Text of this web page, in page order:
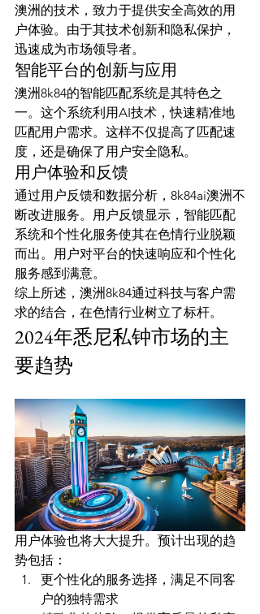
澳洲的技术，致力于提供安全高效的用
户体验。由于其技术创新和隐私保护，
迅速成为市场领导者。
智能平台的创新与应用
澳洲8k84的智能匹配系统是其特色之
一。这个系统利用AI技术，快速精准地
匹配用户需求。这样不仅提高了匹配速
度，还是确保了用户安全隐私。
用户体验和反馈
通过用户反馈和数据分析，8k84ai澳洲不
断改进服务。用户反馈显示，智能匹配
系统和个性化服务使其在色情行业脱颖
而出。用户对平台的快速响应和个性化
服务感到满意。
综上所述，澳洲8k84通过科技与客户需
求的结合，在色情行业树立了标杆。
2024年悉尼私钟市场的主
要趋势
用户体验也将大大提升。预计出现的趋
势包括：
更个性化的服务选择，满足不同客
户的独特需求